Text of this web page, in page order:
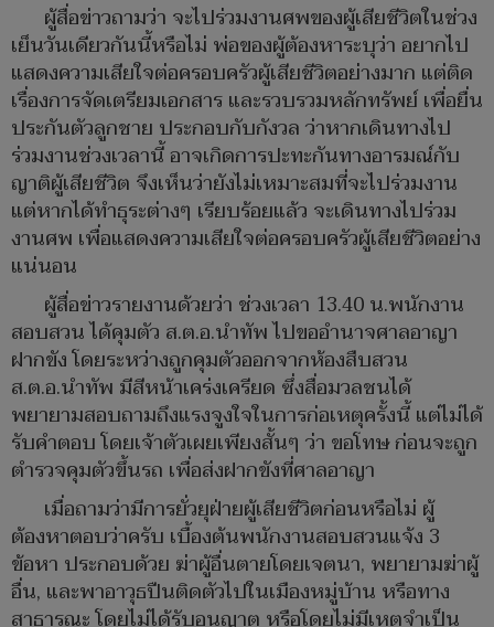
ผู้สื่อข่าวถามว่า จะไปร่วมงานศพของผู้เสียชีวิตในช่วง
เย็นวันเดียวกันนี้หรือไม่ พ่อของผู้ต้องหาระบุว่า อยากไป
แสดงความเสียใจต่อครอบครัวผู้เสียชีวิตอย่างมาก แต่ติด
เรื่องการจัดเตรียมเอกสาร และรวบรวมหลักทรัพย์ เพื่อยื่น
ประกันตัวลูกชาย ประกอบกับกังวล ว่าหากเดินทางไป
ร่วมงานช่วงเวลานี้ อาจเกิดการปะทะกันทางอารมณ์กับ
ญาติผู้เสียชีวิต จึงเห็นว่ายังไม่เหมาะสมที่จะไปร่วมงาน
แต่หากได้ทำธุระต่างๆ เรียบร้อยแล้ว จะเดินทางไปร่วม
งานศพ เพื่อแสดงความเสียใจต่อครอบครัวผู้เสียชีวิตอย่าง
แน่นอน
ผู้สื่อข่าวรายงานด้วยว่า ช่วงเวลา 13.40 น.พนักงาน
สอบสวน ได้คุมตัว ส.ต.อ.นำทัพ ไปขออำนาจศาลอาญา
ฝากขัง โดยระหว่างถูกคุมตัวออกจากห้องสืบสวน
ส.ต.อ.นำทัพ มีสีหน้าเคร่งเครียด ซึ่งสื่อมวลชนได้
พยายามสอบถามถึงแรงจูงใจในการก่อเหตุครั้งนี้ แต่ไม่ได้
รับคำตอบ โดยเจ้าตัวเผยเพียงสั้นๆ ว่า ขอโทษ ก่อนจะถูก
ตำรวจคุมตัวขึ้นรถ เพื่อส่งฝากขังที่ศาลอาญา
เมื่อถามว่ามีการยั่วยุฝ่ายผู้เสียชีวิตก่อนหรือไม่ ผู้
ต้องหาตอบว่าครับ เบื้องต้นพนักงานสอบสวนแจ้ง 3
ข้อหา ประกอบด้วย ฆ่าผู้อื่นตายโดยเจตนา, พยายามฆ่าผู้
อื่น, และพาอาวุธปืนติดตัวไปในเมืองหมู่บ้าน หรือทาง
สาธารณะ โดยไม่ได้รับอนุญาต หรือโดยไม่มีเหตุจำเป็น